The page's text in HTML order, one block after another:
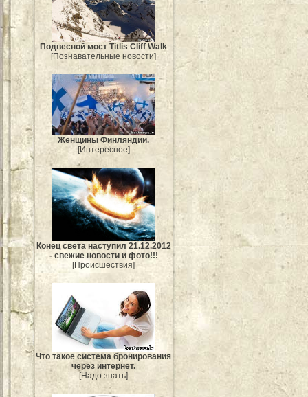
Подвесной мост Titlis Cliff Walk
[Познавательные новости]
Женщины Финляндии.
[Интересное]
Конец света наступил 21.12.2012
- свежие новости и фото!!!
[Происшествия]
Что такое система бронирования
через интернет.
[Надо знать]